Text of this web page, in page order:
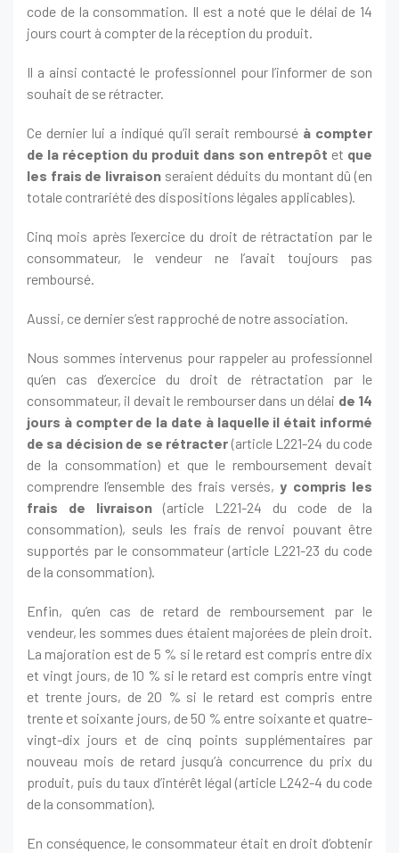
code de la consommation. Il est a noté que le délai de 14
jours court à compter de la réception du produit.
Il a ainsi contacté le professionnel pour l’informer de son
souhait de se rétracter.
Ce dernier lui a indiqué qu’il serait remboursé à compter
de la réception du produit dans son entrepôt et que
les frais de livraison seraient déduits du montant dû (en
totale contrariété des dispositions légales applicables).
Cinq mois après l’exercice du droit de rétractation par le
consommateur, le vendeur ne l’avait toujours pas
remboursé.
Aussi, ce dernier s’est rapproché de notre association.
Nous sommes intervenus pour rappeler au professionnel
qu’en cas d’exercice du droit de rétractation par le
consommateur, il devait le rembourser dans un délai de 14
jours à compter de la date à laquelle il était informé
de sa décision de se rétracter (article L221-24 du code
de la consommation) et que le remboursement devait
comprendre l’ensemble des frais versés,y compris les
frais de livraison (article L221-24 du code de la
consommation), seuls les frais de renvoi pouvant être
supportés par le consommateur (article L221-23 du code
de la consommation).
Enfin, qu’en cas de retard de remboursement par le
vendeur, les sommes dues étaient majorées de plein droit.
La majoration est de 5 % si le retard est compris entre dix
et vingt jours, de 10 % si le retard est compris entre vingt
et trente jours, de 20 % si le retard est compris entre
trente et soixante jours, de 50 % entre soixante et quatre-
vingt-dix jours et de cinq points supplémentaires par
nouveau mois de retard jusqu’à concurrence du prix du
produit, puis du taux d’intérêt légal (article L242-4 du code
de la consommation).
En conséquence, le consommateur était en droit d’obtenir